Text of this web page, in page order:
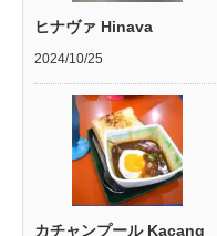
ヒナヴァ Hinava
2024/10/25
カチャンプール Kacang